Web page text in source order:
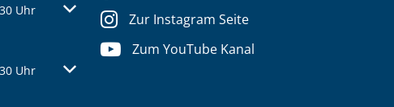
oder Schließzeiten auszublenden
Uhr Von 07:30 bis 12:30 Uhr
oder Schließzeiten auszublenden
Uhr Von 07:30 bis 12:30 Uhr
Zur Instagram Seite
Zum YouTube Kanal